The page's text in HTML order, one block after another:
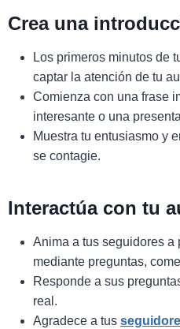
Crea una
Los primeros minutos de
captar la atención de tu
Comienza con una frase
interesante o una
Muestra tu entusiasmo y
se contagie.
Interactúa con tu
Anima a tus seguidores a
mediante preguntas,
Responde a sus
real.
Agradece a tus